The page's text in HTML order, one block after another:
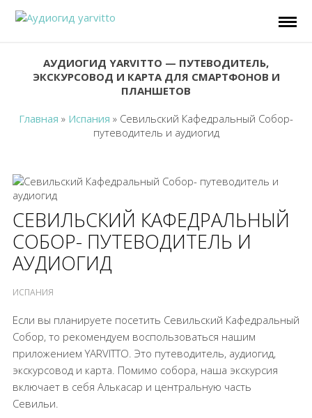
АУДИОГИД YARVITTO — ПУТЕВОДИТЕЛЬ,
ЭКСКУРСОВОД И КАРТА ДЛЯ СМАРТФОНОВ И
ПЛАНШЕТОВ
Главная » Испания » Севильский Кафедральный Собор-
путеводитель и аудиогид
СЕВИЛЬСКИЙ КАФЕДРАЛЬНЫЙ
СОБОР- ПУТЕВОДИТЕЛЬ И
АУДИОГИД
ИСПАНИЯ
Если вы планируете посетить Севильский Кафедральный
Собор, то рекомендуем воспользоваться нашим
приложением YARVITTO. Это путеводитель, аудиогид,
экскурсовод и карта. Помимо собора, наша экскурсия
включает в себя Алькасар и центральную часть
Севильи.